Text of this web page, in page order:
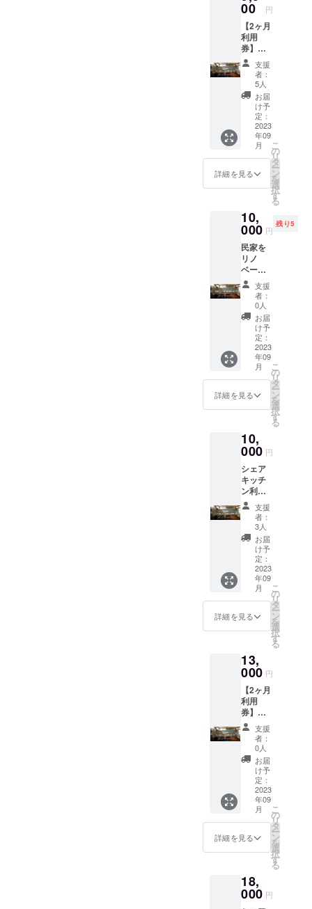
9月上旬
・場所
神奈川
県横浜
市港北
区菊名
仲手原2
丁目25
－17
00 円
【2ヶ月
利用
券】
ワーク
ルーム
利用 3
日/月 ク
ラファ
ン限定
で1ヶ月
分お得
にご利
用いた
だけま
す。 1
日1組利
部屋貸
し切り
ができ
るプラ
ンで
す。 ◎
ワーク
ルーム
利用規
約概要
・利用
の目的
当建物
の2階
は、町
の第2の
仕事場
のコ
ワーキ
ルーム
運営目
的で利
用する
ことを
原則と
いたし
ます。
宗教や
政治等
の目
的、法
律に反
する目
的な行
為等に
よるご
利用は
固くお
断りい
たしま
す。 ・
利用可
能時間
（1）営
業時間
8:00~2
0:00 ※
営業時
会情
勢、利
り変動
する可
能性が
支援
者：
5人
お届
け予
定：
2023
年09
月
詳細を見る
こ
の
リ
タ
ー
ン
を
選
択
す
る
10,
000 円
残り5
民家を
リノ
ベー
ション
する参
加券4名
分（一
緒に壁
を塗っ
たり、
ものを
つくっ
たりし
ましょ
う！）
2023年
9月上旬
・場所
神奈川
県横浜
市港北
区菊名
仲手原2
丁目25
－17
支援
者：
0人
お届
け予
定：
2023
年09
月
詳細を見る
こ
の
リ
タ
ー
ン
を
選
択
す
る
10,
000 円
シェア
キッチ
ン利用
10時間/
月 クラ
ウド
ファン
ディン
グ支援
限定で
入会金
費用を
いただ
かずに
ご案内
きま
す。
▼SOIL
アトリ
エキッ
チン概
要 ◎営
業時
間：24
時間営
業 ※営
業時間
は社会
情勢、
利⽤状
況等に
より変
ます。
キッチ
支援
者：
3人
お届
け予
定：
2023
年09
月
詳細を見る
こ
の
リ
タ
ー
ン
を
選
択
す
る
13,
000 円
【2ヶ月
利用
券】
ワーク
ルーム
利用 5
日/月 ク
ラファ
ン限定
で1ヶ月
分お得
にご利
用いた
だけま
す。 1
日1組利
部屋貸
し切り
ができ
支援
者：
0人
お届
け予
定：
2023
年09
月
詳細を見る
こ
の
リ
タ
ー
ン
を
選
択
す
る
18,
000 円